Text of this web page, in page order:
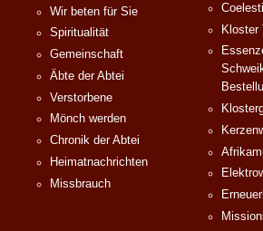
Wir beten für Sie
Spiritualität
Gemeinschaft
Äbte der Abtei
Verstorbene
Mönch werden
Chronik der Abtei
Heimatnachrichten
Missbrauch
Kloster